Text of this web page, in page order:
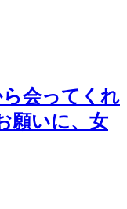
ら会ってくれ
願いに、女